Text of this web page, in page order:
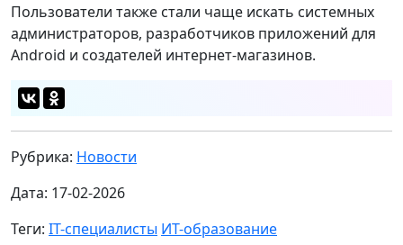
Пользователи также стали чаще искать системных
администраторов, разработчиков приложений для
Android и создателей интернет-магазинов.
Рубрика: Новости
Дата: 17-02-2026
Теги: IT-специалисты ИТ-образование